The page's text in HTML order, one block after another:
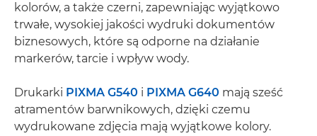
kolorów, a także czerni, zapewniając wyjątkowo
trwałe, wysokiej jakości wydruki dokumentów
biznesowych, które są odporne na działanie
markerów, tarcie i wpływ wody.
Drukarki PIXMA G540 i PIXMA G640 mają sześć
atramentów barwnikowych, dzięki czemu
wydrukowane zdjęcia mają wyjątkowe kolory.